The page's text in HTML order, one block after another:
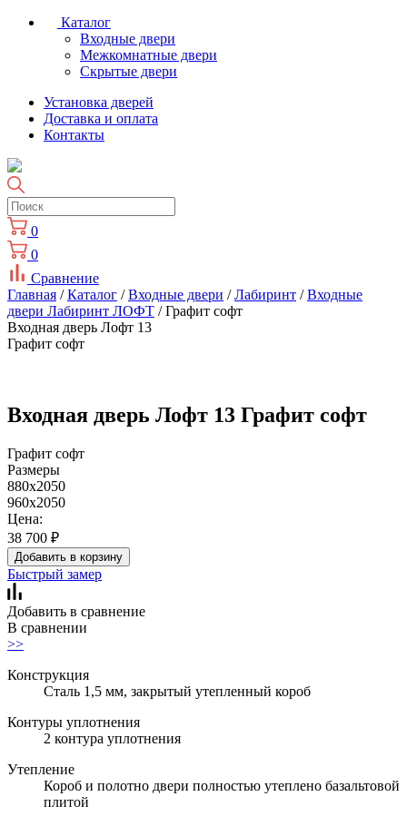
Каталог
Входные двери
Межкомнатные двери
Скрытые двери
Установка дверей
Доставка и оплата
Контакты
0
0
Сравнение
Главная /Каталог /Входные двери /Лабиринт /Входные
двери Лабиринт ЛОФТ / Графит софт
Входная дверь Лофт 13
Графит софт
Входная дверь Лофт 13 Графит софт
Графит софт
Размеры
880x2050
960x2050
Цена:
38 700 ₽
Добавить в корзину
Быстрый замер
Добавить в сравнение
В сравнении
>>
Конструкция
Сталь 1,5 мм, закрытый утепленный короб
Контуры уплотнения
2 контура уплотнения
Утепление
Короб и полотно двери полностью утеплено базальтовой
плитой